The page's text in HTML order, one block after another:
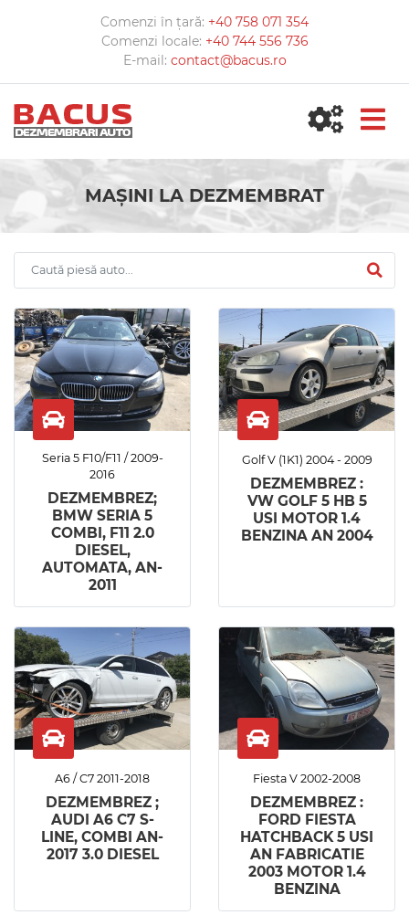
Comenzi în țară: +40 758 071 354
Comenzi locale: +40 744 556 736
E-mail: contact@bacus.ro
MAȘINI LA DEZMEMBRAT
Seria 5 F10/F11 / 2009-
2016
DEZMEMBREZ;
BMW SERIA 5
COMBI, F11 2.0
DIESEL,
AUTOMATA, AN-
2011
Golf V (1K1) 2004 - 2009
DEZMEMBREZ :
VW GOLF 5 HB 5
USI MOTOR 1.4
BENZINA AN 2004
A6 / C7 2011-2018
DEZMEMBREZ ;
AUDI A6 C7 S-
LINE, COMBI AN-
2017 3.0 DIESEL
Fiesta V 2002-2008
DEZMEMBREZ :
FORD FIESTA
HATCHBACK 5 USI
AN FABRICATIE
2003 MOTOR 1.4
BENZINA